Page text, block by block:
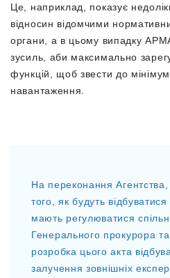
Це, наприклад, показує
відносин відомчими
органи, а в цьому випадку
зусиль, аби максимально
функцій, щоб звести до
навантаження.
На переконання
того, як будуть
мають регулюватися
Генерального прокурора
розробка цього акта
залучення зовнішніх